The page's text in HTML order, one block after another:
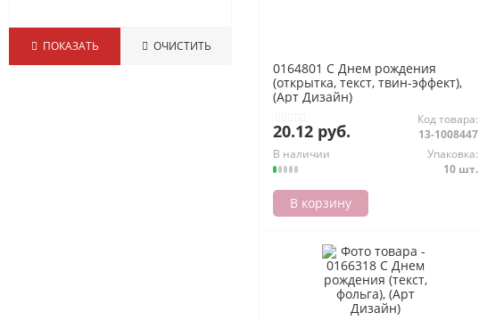
ПОКАЗАТЬ ОЧИСТИТЬ
0164801 С Днем рождения
(открытка, текст, твин-эффект),
(Арт Дизайн)
20.12 руб.
Код товара:
13-1008447
В наличии
Упаковка:
10 шт.
В корзину